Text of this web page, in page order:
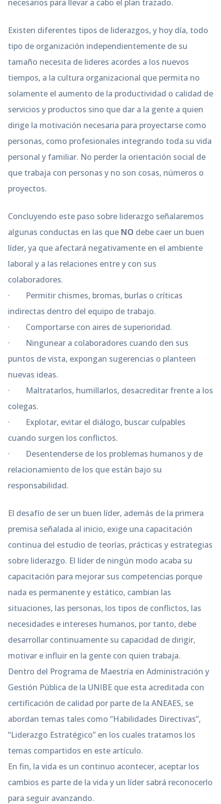
necesarios para llevar a cabo el plan trazado.
Existen diferentes tipos de liderazgos, y hoy día, todo
tipo de organización independientemente de su
tamaño necesita de lideres acordes a los nuevos
tiempos, a la cultura organizacional que permita no
solamente el aumento de la productividad o calidad de
servicios y productos sino que dar a la gente a quien
dirige la motivación necesaria para proyectarse como
personas, como profesionales integrando toda su vida
personal y familiar. No perder la orientación social de
que trabaja con personas y no son cosas, números o
proyectos.
Concluyendo este paso sobre liderazgo señalaremos
algunas conductas en las que NO debe caer un buen
líder, ya que afectará negativamente en el ambiente
laboral y a las relaciones entre y con sus
colaboradores.
· Permitir chismes, bromas, burlas o críticas
indirectas dentro del equipo de trabajo.
· Comportarse con aires de superioridad.
· Ningunear a colaboradores cuando den sus
puntos de vista, expongan sugerencias o planteen
nuevas ideas.
· Maltratarlos, humillarlos, desacreditar frente a los
colegas.
· Explotar, evitar el diálogo, buscar culpables
cuando surgen los conflictos.
· Desentenderse de los problemas humanos y de
relacionamiento de los que están bajo su
responsabilidad.
El desafío de ser un buen líder, además de la primera
premisa señalada al inicio, exige una capacitación
continua del estudio de teorías, prácticas y estrategias
sobre liderazgo. El líder de ningún modo acaba su
capacitación para mejorar sus competencias porque
nada es permanente y estático, cambian las
situaciones, las personas, los tipos de conflictos, las
necesidades e intereses humanos, por tanto, debe
desarrollar continuamente su capacidad de dirigir,
motivar e influir en la gente con quien trabaja.
Dentro del Programa de Maestría en Administración y
Gestión Pública de la UNIBE que esta acreditada con
certificación de calidad por parte de la ANEAES, se
abordan temas tales como “Habilidades Directivas”,
“Liderazgo Estratégico” en los cuales tratamos los
temas compartidos en este artículo.
En fin, la vida es un continuo acontecer, aceptar los
cambios es parte de la vida y un líder sabrá reconocerlo
para seguir avanzando.